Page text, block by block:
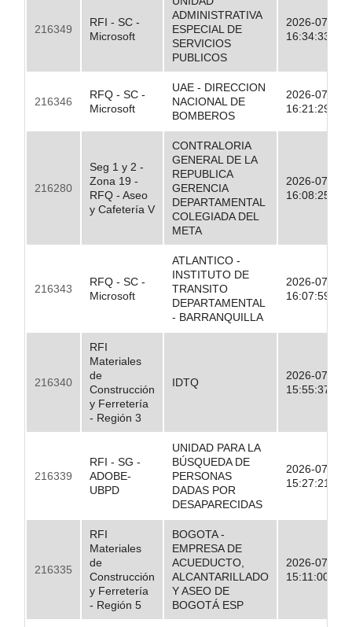
216349
RFI - SC -
Microsoft
ADMINISTRATIVA
ESPECIAL DE
SERVICIOS
PUBLICOS
2026-07-17
216346
RFQ - SC -
Microsoft
UAE - DIRECCION
NACIONAL DE
BOMBEROS
2026-07-17
216280
Seg 1 y 2 -
Zona 19 -
RFQ - Aseo
y Cafetería V
CONTRALORIA
GENERAL DE LA
REPUBLICA
GERENCIA
DEPARTAMENTAL
COLEGIADA DEL
META
2026-07-17
216343
RFQ - SC -
Microsoft
ATLANTICO -
INSTITUTO DE
TRANSITO
DEPARTAMENTAL
- BARRANQUILLA
2026-07-17
216340
RFI
Materiales
de
Construcción
y Ferretería
- Región 3
IDTQ
2026-07-17
216339
RFI - SG -
ADOBE-
UBPD
UNIDAD PARA LA
BÚSQUEDA DE
PERSONAS
DADAS POR
DESAPARECIDAS
2026-07-17
216335
RFI
Materiales
de
Construcción
y Ferretería
- Región 5
BOGOTA -
EMPRESA DE
ACUEDUCTO,
ALCANTARILLADO
Y ASEO DE
BOGOTÁ ESP
2026-07-17